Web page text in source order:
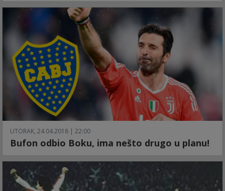
UTORAK, 24.04.2018 | 22:00
Bufon odbio Boku, ima nešto drugo u planu!